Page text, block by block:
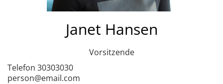
Janet Hansen
Vorsitzende
Telefon 30303030
person@email.com